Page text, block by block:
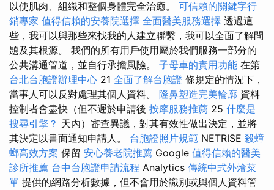
以使肌肉、組織和整個身體完全治癒。 可信賴的關鍵字行
銷專家 值得信賴的安養院選擇 全面醫美服務選擇 透過這
些，我可以與那些來找我的人建立聯繫，我可以全面了解問
題及其根源。 我們的所有用戶使用屬於我們服務一部分的
公共溝通管道，並自行承擔風險。 子母車的實用功能 在第
台北台胞證辦理中心 21 全面了解台胞證 條規定的情況下，
當事人可以反對處理其個人資料。 隆鼻塑造完美輪廓 資料
控制者會盡快（但不遲於申請後 按摩服務推薦 25 什麼是
搜尋引擎？ 天內）審查異議，對其有效性做出決定，並將
其決定以書面通知申請人。 台胞證照片規範 NETRISE 殺蟑
螂高效方案 保留 安心養老院推薦 Google 值得信賴的醫美
診所推薦 台中台胞證申請流程 Analytics 傳統中式外燴菜
單 提供的網路分析數據，但不會用於識別或與個人資料管